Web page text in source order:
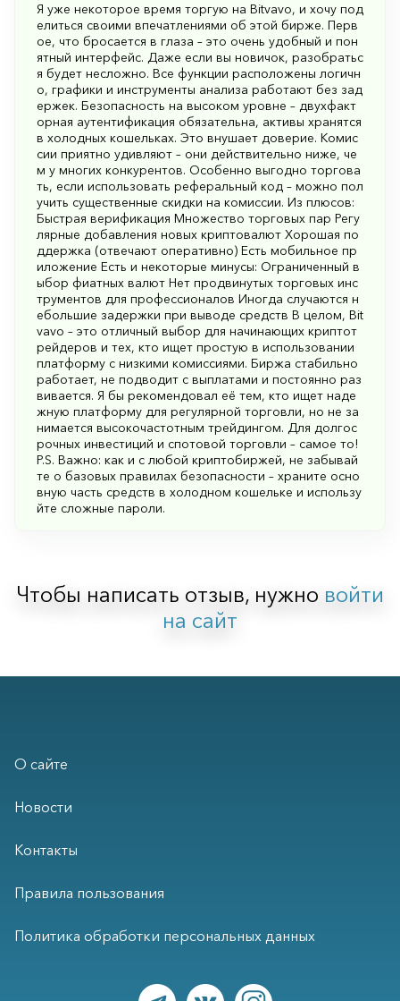
Я уже некоторое время торгую на Bitvavo, и хочу под
елиться своими впечатлениями об этой бирже. Перв
ое, что бросается в глаза – это очень удобный и пон
ятный интерфейс. Даже если вы новичок, разобратьс
я будет несложно. Все функции расположены логичн
о, графики и инструменты анализа работают без зад
ержек. Безопасность на высоком уровне – двухфакт
орная аутентификация обязательна, активы хранятся
в холодных кошельках. Это внушает доверие. Комис
сии приятно удивляют – они действительно ниже, че
м у многих конкурентов. Особенно выгодно торгова
ть, если использовать реферальный код – можно пол
учить существенные скидки на комиссии. Из плюсов:
Быстрая верификация Множество торговых пар Регу
лярные добавления новых криптовалют Хорошая по
ддержка (отвечают оперативно) Есть мобильное пр
иложение Есть и некоторые минусы: Ограниченный в
ыбор фиатных валют Нет продвинутых торговых инс
трументов для профессионалов Иногда случаются н
ебольшие задержки при выводе средств В целом, Bit
vavo – это отличный выбор для начинающих криптот
рейдеров и тех, кто ищет простую в использовании
платформу с низкими комиссиями. Биржа стабильно
работает, не подводит с выплатами и постоянно раз
вивается. Я бы рекомендовал её тем, кто ищет наде
жную платформу для регулярной торговли, но не за
нимается высокочастотным трейдингом. Для долгос
рочных инвестиций и спотовой торговли – самое то!
P.S. Важно: как и с любой криптобиржей, не забывай
те о базовых правилах безопасности – храните осно
вную часть средств в холодном кошельке и использу
йте сложные пароли.
Чтобы написать отзыв, нужно войти
на сайт
О сайте
Новости
Контакты
Правила пользования
Политика обработки персональных данных